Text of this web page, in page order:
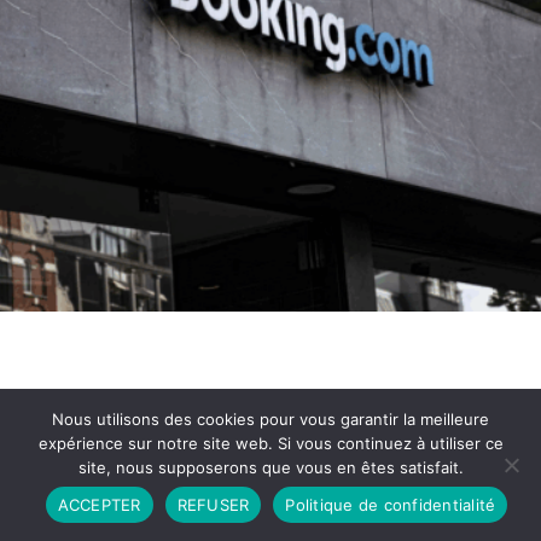
Partenariat Contact
Politique de Confidentialité
CGU
Copyright © 2026 - Propulsé par DIEUDUDIABLE
Nous utilisons des cookies pour vous garantir la meilleure
expérience sur notre site web. Si vous continuez à utiliser ce
site, nous supposerons que vous en êtes satisfait.
ACCEPTER
REFUSER Politique de confidentialité